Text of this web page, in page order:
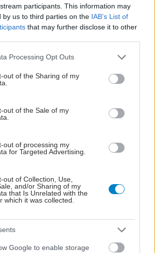
participants. This information may
by us to third parties on the IAB’s List of
that may further disclose it to other
website/app uses one or more Google
visit or usage behaviour. You may click to
to Google and its third-party tags to
below specified purposes in below Google
Processing Opt Outs
out of the Sharing of my
out of the Sale of my
out of processing my
for Targeted Advertising.
out of Collection, Use,
and/or Sharing of my
that Is Unrelated with the
which it was collected.
Google to enable storage